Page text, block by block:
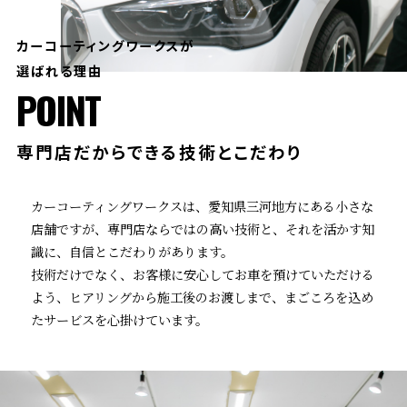
カーコーティングワークスが
選ばれる理由
POINT
専門店だからできる技術とこだわり
カーコーティングワークスは、愛知県三河地方にある小さな
店舗ですが、専門店ならではの高い技術と、それを活かす知
識に、自信とこだわりがあります。
技術だけでなく、お客様に安心してお車を預けていただける
よう、ヒアリングから施工後のお渡しまで、まごころを込め
たサービスを心掛けています。